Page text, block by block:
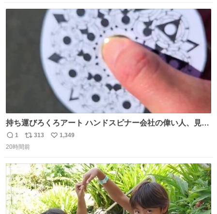
数
持ち運びろくろアート ハンドスピナー会社の偉い人、見て
ください。
返
信
1
リ
ポ
ト
数
313
い
数
1,349
20時間前